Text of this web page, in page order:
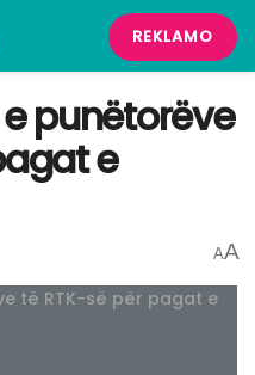
REKLAMO
punëtorëve
e
AA